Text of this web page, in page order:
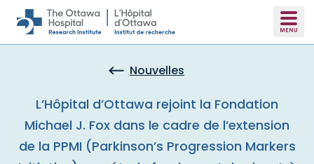
Skip to main content
Nouvelles
L’Hôpital d’Ottawa rejoint la Fondation
Michael J. Fox dans le cadre de l’extension
de la PPMI (Parkinson’s Progression Markers